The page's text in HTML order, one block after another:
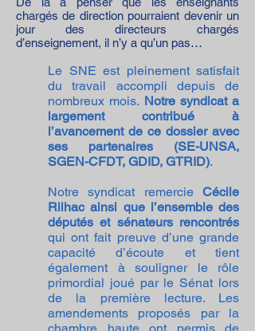
chargés de direction pourraient devenir un
jour des directeurs chargés
d’enseignement, il n’y a qu’un pas…
Le SNE est pleinement satisfait
du travail accompli depuis de
nombreux mois. Notre syndicat a
largement contribué à
l’avancement de ce dossier avec
ses partenaires (SE-UNSA,
SGEN-CFDT, GDID, GTRID).
Notre syndicat remercie Cécile
Rilhac ainsi que l’ensemble des
députés et sénateurs rencontrés
qui ont fait preuve d’une grande
capacité d’écoute et tient
également à souligner le rôle
primordial joué par le Sénat lors
de la première lecture. Les
amendements proposés par la